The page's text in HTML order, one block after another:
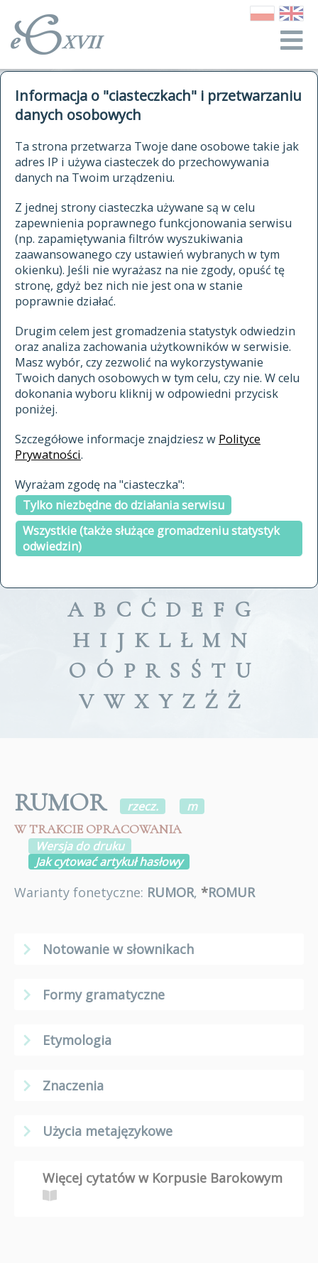
Informacja o "ciasteczkach" i przetwarzaniu
danych osobowych
Ta strona przetwarza Twoje dane osobowe takie jak
adres IP i używa ciasteczek do przechowywania
danych na Twoim urządzeniu.
Z jednej strony ciasteczka używane są w celu
zapewnienia poprawnego funkcjonowania serwisu
(np. zapamiętywania filtrów wyszukiwania
zaawansowanego czy ustawień wybranych w tym
okienku). Jeśli nie wyrażasz na nie zgody, opuść tę
stronę, gdyż bez nich nie jest ona w stanie
poprawnie działać.
Drugim celem jest gromadzenia statystyk odwiedzin
oraz analiza zachowania użytkowników w serwisie.
Masz wybór, czy zezwolić na wykorzystywanie
Twoich danych osobowych w tym celu, czy nie. W celu
dokonania wyboru kliknij w odpowiedni przycisk
poniżej.
Szczegółowe informacje znajdziesz w Polityce
Prywatności.
Wyrażam zgodę na "ciasteczka":
Tylko niezbędne do działania serwisu
Wszystkie (także służące gromadzeniu statystyk
odwiedzin)
autorzy Słownika
historia
publikacje
źródła
autorzy tekstów źródłowych
zasady opracowania
statystyki
najnowsze hasła
ostatnio zmodyfikowane hasła
materiały archiwalne
cytowanie
kontakt
kwerendy
jak cytować Słownik
ELEKTRONICZNY SŁOWNIK
JĘZYKA POLSKIEGO
XVII I XVIII WIEKU
znajdź hasła
zaczynające się od
indeksie
a fronte
a tergo
A B C Ć D E F G
H I J K L Ł M N
O Ó P R S Ś T U
V W X Y Z Ź Ż
RUMOR rzecz.
m
W TRAKCIE OPRACOWANIA
Wersja do druku
Jak cytować artykuł hasłowy
Warianty fonetyczne: RUMOR, *ROMUR
Notowanie w słownikach
Formy gramatyczne
Etymologia
Znaczenia
Użycia metajęzykowe
Więcej cytatów w Korpusie Barokowym